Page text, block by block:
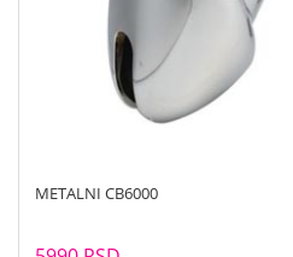
METALNI CB6000